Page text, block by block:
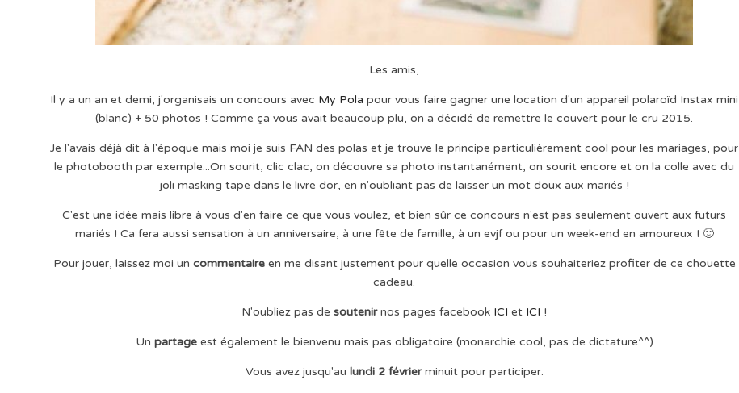
Les amis,
Il y a un an et demi, j'organisais un concours avec My Pola pour vous faire gagner une location d'un appareil polaroïd Instax mini
(blanc) + 50 photos ! Comme ça vous avait beaucoup plu, on a décidé de remettre le couvert pour le cru 2015.
Je l'avais déjà dit à l'époque mais moi je suis FAN des polas et je trouve le principe particulièrement cool pour les mariages, pour
le photobooth par exemple...On sourit, clic clac, on découvre sa photo instantanément, on sourit encore et on la colle avec du
joli masking tape dans le livre dor, en n'oubliant pas de laisser un mot doux aux mariés !
C'est une idée mais libre à vous d'en faire ce que vous voulez, et bien sûr ce concours n'est pas seulement ouvert aux futurs
mariés ! Ca fera aussi sensation à un anniversaire, à une fête de famille, à un evjf ou pour un week-end en amoureux ! 🙂
Pour jouer, laissez moi un commentaireen me disant justement pour quelle occasion vous souhaiteriez profiter de ce chouette
cadeau.
N'oubliez pas desoutenirnos pages facebook ICI et ICI !
Un partageest également le bienvenu mais pas obligatoire (monarchie cool, pas de dictature^^)
Vous avez jusqu'au lundi 2 févrierminuit pour participer.